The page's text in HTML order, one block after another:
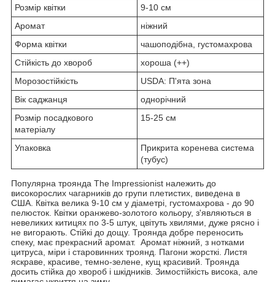
Розмір квітки
9-10 см
Аромат
ніжний
Форма квітки
чашоподібна, густомахрова
Стійкість до хвороб
хороша (++)
Морозостійкість
USDA: П'ята зона
Вік саджанця
однорічний
Розмір посадкового
матеріалу
15-25 см
Упаковка
Прикрита коренева система
(тубус)
Популярна троянда The Impressionist належить до
високорослих чагарників до групи плетистих, виведена в
США. Квітка велика 9-10 см у діаметрі, густомахрова - до 90
пелюсток. Квітки оранжево-золотого кольору, з'являються в
невеликих китицях по 3-5 штук, цвітуть хвилями, дуже рясно і
не вигорають. Стійкі до дощу. Троянда добре переносить
спеку, має прекрасний аромат. Аромат ніжний, з нотками
цитруса, міри і старовинних троянд. Пагони жорсткі. Листя
яскраве, красиве, темно-зелене, кущ красивий. Троянда
досить стійка до хвороб і шкідників. Зимостійкість висока, але